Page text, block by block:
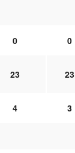
0 0
23 23
4 3